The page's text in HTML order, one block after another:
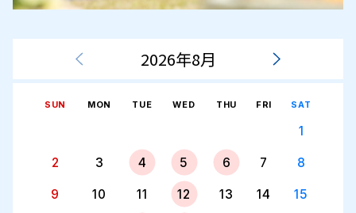
2026年8月
SUN MON TUE WED THU FRI SAT
1
2 3 4 5 6 7 8
9 10 11 12 13 14 15